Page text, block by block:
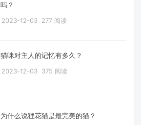
吗？
2023-12-03 277 阅读
猫咪对主人的记忆有多久？
2023-12-03 375 阅读
为什么说狸花猫是最完美的猫？